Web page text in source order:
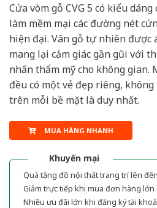
Cửa vòm gỗ CVG 5 có kiểu
làm mềm mại các đường nét
hiện đại. Vân gỗ tự nhiên được
mang lại cảm giác gần gũi với
nhấn thẩm mỹ cho không gian.
đều có một vẻ đẹp riêng,
trên mỗi bề mặt là duy nhất.
MUA HÀNG NHANH
Khuyến mại
Quà tặng đồ nội thất trang trí lên đến
Giảm trực tiếp khi mua đơn hàng lớn
Nhiều ưu đãi lớn khi đăng ký tài